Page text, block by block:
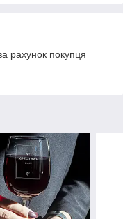
рахунок покупця